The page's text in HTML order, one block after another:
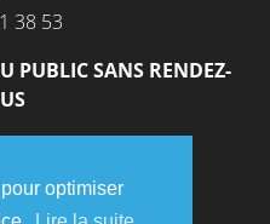
optimiser
38 53
PUBLIC SANS RENDEZ-
Jeudi
12h00